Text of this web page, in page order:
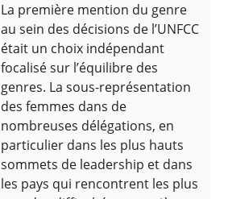
La première mention du genre
au sein des décisions de l’UNFCC
était un choix indépendant
focalisé sur l’équilibre des
genres. La sous-représentation
des femmes dans de
nombreuses délégations, en
particulier dans les plus hauts
sommets de leadership et dans
les pays qui rencontrent les plus